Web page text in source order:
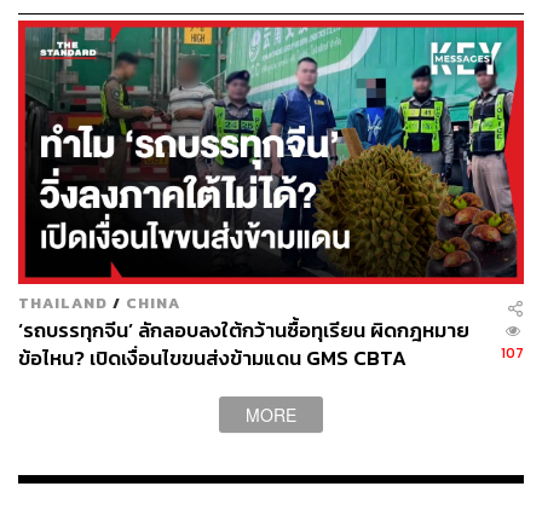
ให้เป็นประเทศจีนเวอร์ชัน 2.0 เนื่องจากเวียดนามมีความ
คล้ายจีนในช่วง 20 ปีที่แล้ว ที่มีค่าแรงถูกเมื่อเทียบกับบ้านเรา
มีการสนับสนุนการศึกษาภายในประเทศค่อนข้างดี และ
ประชากรเวียดนามค่อนข้างเด่นในเรื่องคณิตศาสตร์และ
วิทยาศาสตร์
หากย้อนไปเมื่อปี 2561 ที่เกิดสงครามการค้าระหว่างจีนกับ
สหรัฐฯ เวียดนามเป็นเหมือนกับตาอยู่ที่ได้รับอานิสงส์แทนจีน
บวกกับค่า P/E ค่อนข้างถูกอยู่ประมาณ 14 เท่า ส่งผลให้มี
Fund Flow ไหลเข้า จึงทำให้ในอนาคตมีโอกาสถูกขยับให้
เป็น Emerging Country
อย่างไรก็ตาม เวียดนามเป็นประเทศชายขอบ ในภาคของการ
ลงทุนยังมีความเสี่ยงมากกว่า Emerging Markets ไม่ว่าจะ
เป็นในเรื่องของค่าเงินดอง ที่แม้ว่าจะดูดีขึ้น แต่ก็ยังมีความ
จำกัดการซื้อขายของนักลงทุนต่างชาติ เพราะฉะนั้นเมื่อไรที่
THAILAND / CHINA
‘รถบรรทุกจีน’ ลักลอบลงใต้กว้านซื้อทุเรียน ผิดกฎหมาย
ข้อไหน? เปิดเงื่อนไขขนส่งข้ามแดน GMS CBTA
107
MORE